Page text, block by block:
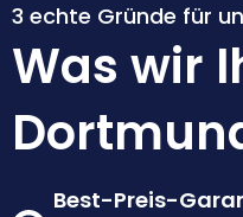
3 echte Gründe für
Was wir
Best-Preis-